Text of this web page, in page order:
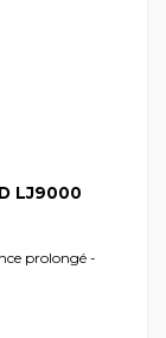
LJ9000
prolongé -